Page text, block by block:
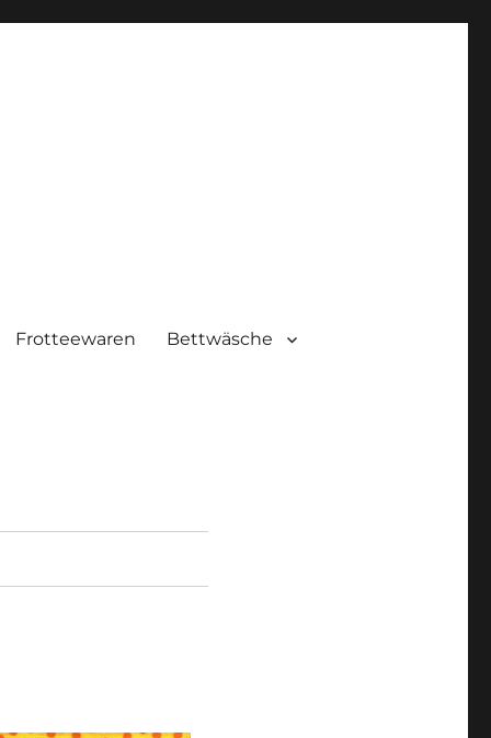
Frotteewaren Bettwäsche